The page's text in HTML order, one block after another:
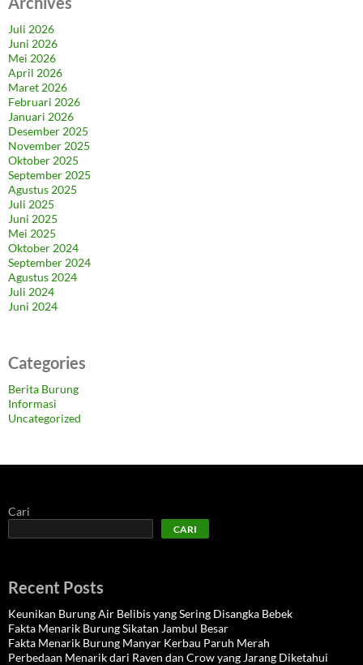
Juli 2026
Juni 2026
Mei 2026
April 2026
Maret 2026
Februari 2026
Januari 2026
Desember 2025
November 2025
Oktober 2025
September 2025
Agustus 2025
Juli 2025
Juni 2025
Mei 2025
Oktober 2024
September 2024
Agustus 2024
Juli 2024
Juni 2024
Categories
Berita Burung
Informasi
Uncategorized
Cari
CARI
Recent Posts
Keunikan Burung Air Belibis yang Sering Disangka Bebek
Fakta Menarik Burung Sikatan Jambul Besar
Fakta Menarik Burung Manyar Kerbau Paruh Merah
Perbedaan Menarik dari Raven dan Crow yang Jarang Diketahui